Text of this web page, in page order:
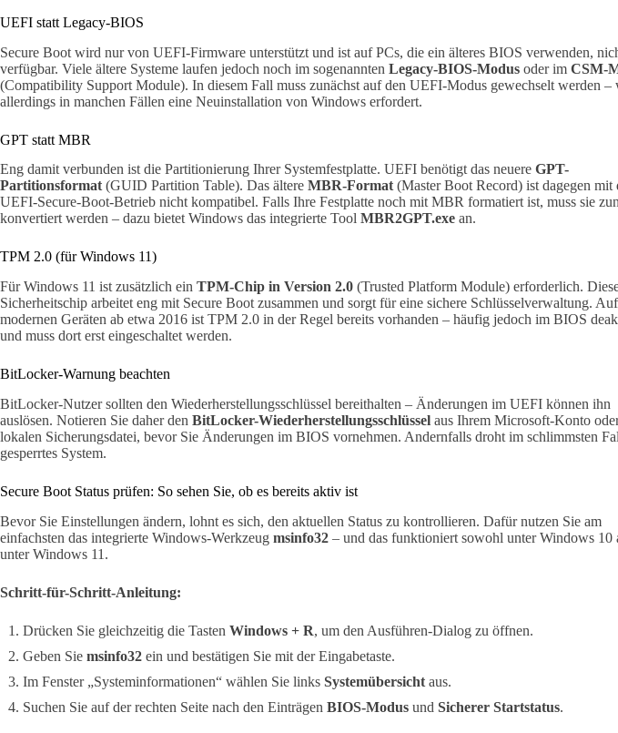
UEFI statt Legacy-BIOS
Secure Boot wird nur von UEFI-Firmware unterstützt und ist auf PCs, die ein älteres BIOS verwenden,
verfügbar. Viele ältere Systeme laufen jedoch noch im sogenannten Legacy-BIOS-Modus oder im CSM-
(Compatibility Support Module). In diesem Fall muss zunächst auf den UEFI-Modus gewechselt werden –
allerdings in manchen Fällen eine Neuinstallation von Windows erfordert.
GPT statt MBR
Eng damit verbunden ist die Partitionierung Ihrer Systemfestplatte. UEFI benötigt das neuere GPT-
Partitionsformat (GUID Partition Table). Das ältere MBR-Format (Master Boot Record) ist dagegen mit
UEFI-Secure-Boot-Betrieb nicht kompatibel. Falls Ihre Festplatte noch mit MBR formatiert ist, muss sie
konvertiert werden – dazu bietet Windows das integrierte Tool MBR2GPT.exe an.
TPM 2.0 (für Windows 11)
Für Windows 11 ist zusätzlich ein TPM-Chip in Version 2.0 (Trusted Platform Module) erforderlich.
Sicherheitschip arbeitet eng mit Secure Boot zusammen und sorgt für eine sichere Schlüsselverwaltung. Auf
modernen Geräten ab etwa 2016 ist TPM 2.0 in der Regel bereits vorhanden – häufig jedoch im BIOS
und muss dort erst eingeschaltet werden.
BitLocker-Warnung beachten
BitLocker-Nutzer sollten den Wiederherstellungsschlüssel bereithalten – Änderungen im UEFI können ihn
auslösen. Notieren Sie daher den BitLocker-Wiederherstellungsschlüssel aus Ihrem Microsoft-Konto
lokalen Sicherungsdatei, bevor Sie Änderungen im BIOS vornehmen. Andernfalls droht im schlimmsten
gesperrtes System.
Secure Boot Status prüfen: So sehen Sie, ob es bereits aktiv ist
Bevor Sie Einstellungen ändern, lohnt es sich, den aktuellen Status zu kontrollieren. Dafür nutzen Sie am
einfachsten das integrierte Windows-Werkzeug msinfo32 – und das funktioniert sowohl unter Windows 10
unter Windows 11.
Schritt-für-Schritt-Anleitung:
Drücken Sie gleichzeitig die Tasten Windows + R, um den Ausführen-Dialog zu öffnen.
Geben Sie msinfo32 ein und bestätigen Sie mit der Eingabetaste.
Im Fenster „Systeminformationen“ wählen Sie links Systemübersicht aus.
Suchen Sie auf der rechten Seite nach den Einträgen BIOS-Modus und Sicherer Startstatus.